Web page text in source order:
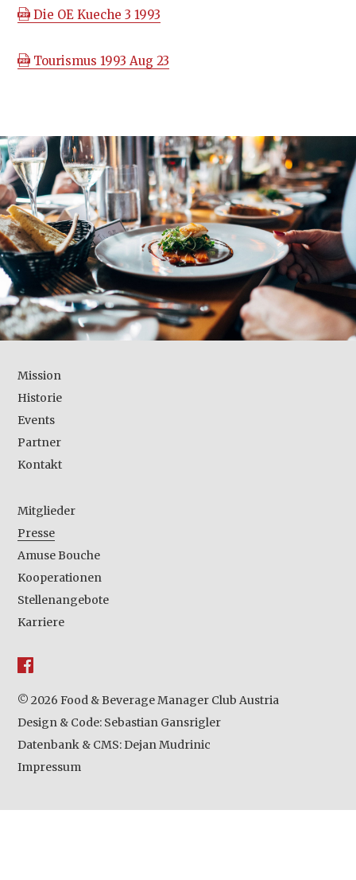
Die OE Kueche 3 1993
Tourismus 1993 Aug 23
Mission
Historie
Events
Partner
Kontakt
Mitglieder
Presse
Amuse Bouche
Kooperationen
Stellenangebote
Karriere
© 2026 Food & Beverage Manager Club Austria
Design & Code: Sebastian Gansrigler
Datenbank & CMS:Dejan Mudrinic
Impressum